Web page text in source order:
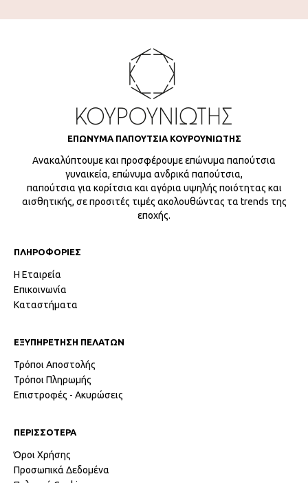
ΕΠΩΝΥΜΑ ΠΑΠΟΥΤΣΙΑ ΚΟΥΡΟΥΝΙΩΤΗΣ
Ανακαλύπτουμε και προσφέρουμε επώνυμα παπούτσια
γυναικεία, επώνυμα ανδρικά παπούτσια,
παπούτσια για κορίτσια και αγόρια υψηλής ποιότητας και
αισθητικής, σε προσιτές τιμές ακολουθώντας τα trends της
εποχής.
ΠΛΗΡΟΦΟΡΙΕΣ
Η Εταιρεία
Επικοινωνία
Καταστήματα
ΕΞΥΠΗΡΕΤΗΣΗ ΠΕΛΑΤΩΝ
Τρόποι Αποστολής
Τρόποι Πληρωμής
Επιστροφές - Ακυρώσεις
ΠΕΡΙΣΣΟΤΕΡΑ
Όροι Χρήσης
Προσωπικά Δεδομένα